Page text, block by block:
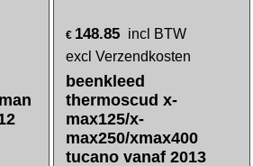
€ 148.85 incl BTW
excl Verzendkosten
beenkleed
thermoscud x-
max125/x-
max250/xmax400
tucano vanaf 2013